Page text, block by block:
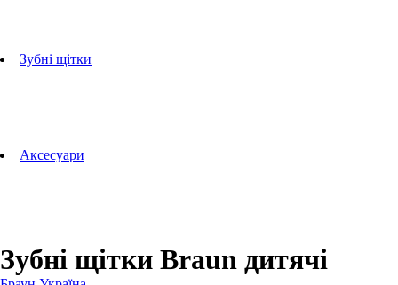
Зубні щітки
Aксесуари
Зубні щітки Braun дитячі